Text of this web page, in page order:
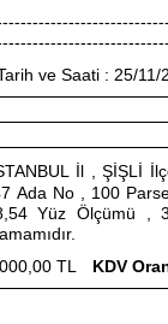
ve Saati : 25/11/
İl , ŞİŞLİ
Ada No , 100
Yüz Ölçümü ,
TL KDV